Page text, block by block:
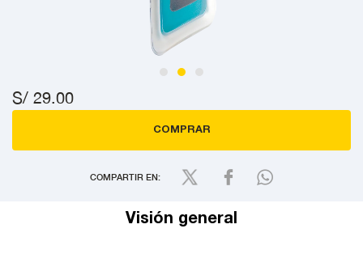
S/ 29.00
COMPRAR
COMPARTIR EN:
Visión general